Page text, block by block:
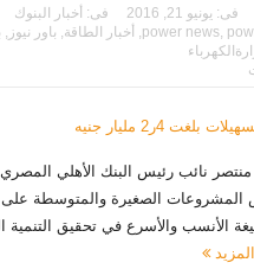
فى: يونيو 21, 2016 فى: أخبار البنوك
power news أخبار الطاقة باور نيوز
نائب رئيس البنك الأهلي
الصغيرة والمتوسطة على
الأنسب والأسرع في تحقيق
المزيد